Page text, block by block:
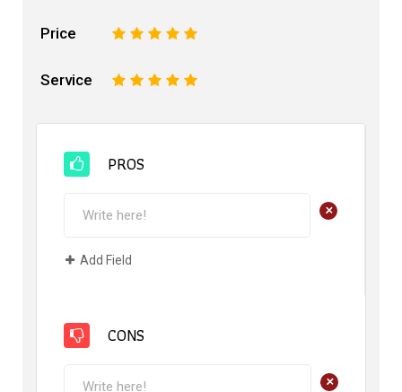
Price 5
4
3
2
Service 5
4
3
2
PROS
+
Add Field
CONS
+